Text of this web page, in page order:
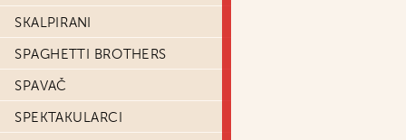
SKALPIRANI
SPAGHETTI BROTHERS
SPAVAČ
SPEKTAKULARCI